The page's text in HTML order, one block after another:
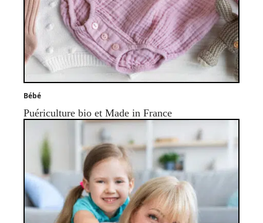
Bébé
Puériculture bio et Made in France